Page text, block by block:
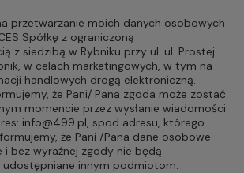
przetwarzanie moich danych osobowych
Spółkę z ograniczoną
z siedzibą w Rybniku przy ul. ul. Prostej
w celach marketingowych, w tym na
handlowych drogą elektroniczną.
że Pani/ Pana zgoda może zostać
momencie przez wysłanie wiadomości
info@499.pl, spod adresu, którego
że Pani /Pana dane osobowe
i bez wyraźnej zgody nie będą
udostępniane innym podmiotom.